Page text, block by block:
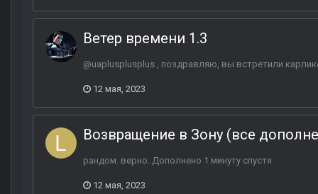
Ветер времени 1.3
@uaplusplusplus , поздравляю, вы встретили
12 мая, 2023
Возвращение в Зону (все
рандом. верно. Дополнено 1 минуту спустя
12 мая, 2023